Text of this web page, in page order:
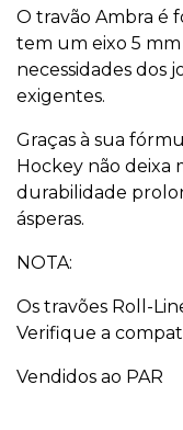
O travão Ambra é
tem um eixo 5 mm
necessidades dos
exigentes.
Graças à sua
Hockey não deixa
durabilidade
ásperas.
NOTA:
Os travões Roll-
Verifique a
Vendidos ao PAR